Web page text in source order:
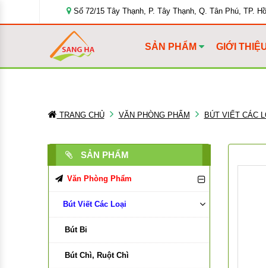
Số 72/15 Tây Thạnh, P. Tây Thạnh, Q. Tân Phú, TP.
SẢN PHẨM GIỚI
TRANG CHỦ VĂN PHÒNG PHẨM BÚT VIẾT CÁC
SẢN PHẨM
Văn Phòng Phẩm
Bút Viết Các Loại
Bút Bi
Bút Chì, Ruột Chì